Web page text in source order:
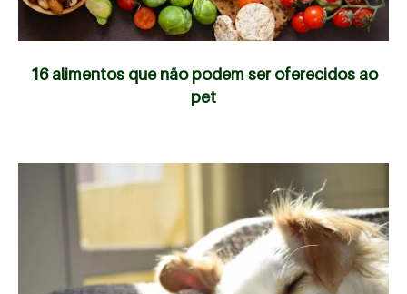
16 alimentos que não podem ser oferecidos ao
pet